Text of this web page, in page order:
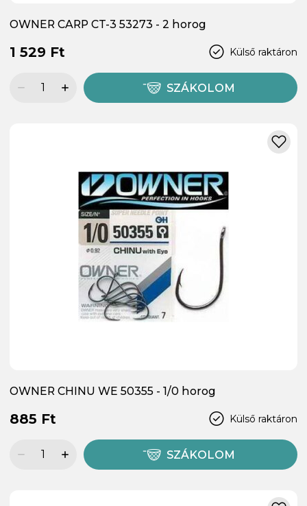
OWNER CARP CT-3 53273 - 2 horog
Külső raktáron
1 529 Ft
SZÁKOLOM
OWNER CHINU WE 50355 - 1/0 horog
Külső raktáron
885 Ft
SZÁKOLOM